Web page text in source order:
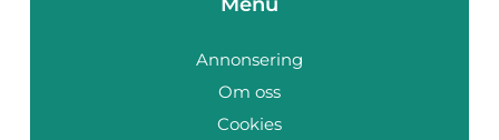
Annonsering
Om oss
Cookies